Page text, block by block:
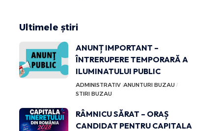
Ultimele știri
ANUNȚ IMPORTANT –
ÎNTRERUPERE TEMPORARĂ A
ILUMINATULUI PUBLIC
ADMINISTRATIV ANUNTURI BUZAU
STIRI BUZAU
RÂMNICU SĂRAT – ORAȘ
CANDIDAT PENTRU CAPITALA